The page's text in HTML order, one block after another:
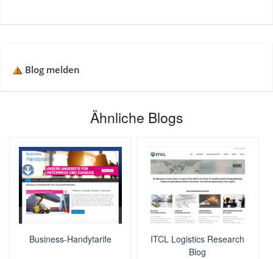
Blog melden
Ähnliche Blogs
Business-Handytarife
ITCL Logistics Research
Blog